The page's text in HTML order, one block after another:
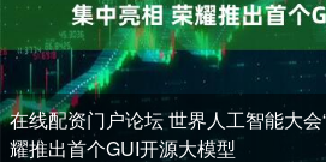
在线配资门户论坛 世界人工智能大会
耀推出首个GUI开源大模型